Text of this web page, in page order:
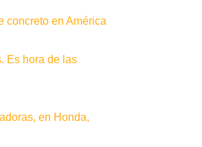
concreto en América
Es hora de las
en Honda,